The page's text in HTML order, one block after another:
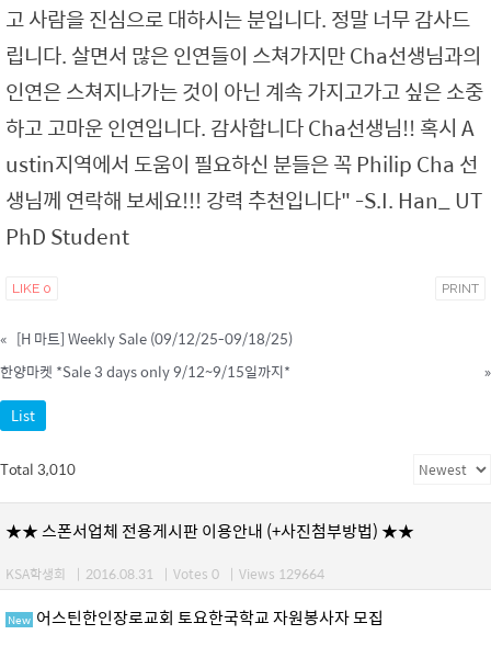
고 사람을 진심으로 대하시는 분입니다. 정말 너무 감사드
립니다. 살면서 많은 인연들이 스쳐가지만 Cha선생님과의
인연은 스쳐지나가는 것이 아닌 계속 가지고가고 싶은 소중
하고 고마운 인연입니다. 감사합니다 Cha선생님!! 혹시 A
ustin지역에서 도움이 필요하신 분들은 꼭 Philip Cha 선
생님께 연락해 보세요!!! 강력 추천입니다" -S.I. Han_ UT
PhD Student
LIKE 0 PRINT
« [H 마트] Weekly Sale (09/12/25-09/18/25)
한양마켓 *Sale 3 days only 9/12~9/15일까지*
»
List
Total 3,010
★★ 스폰서업체 전용게시판 이용안내 (+사진첨부방법) ★★
KSA학생회 | 2016.08.31 | Votes 0 | Views 129664
New 어스틴한인장로교회 토요한국학교 자원봉사자 모집